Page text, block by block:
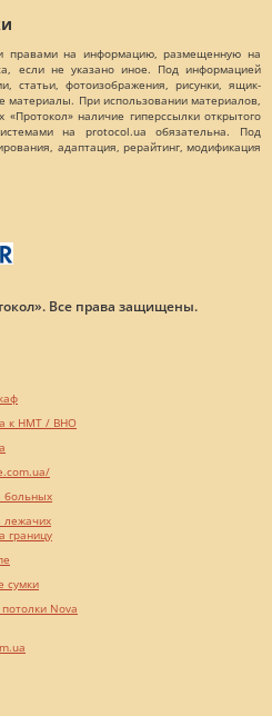
правами на информацию, размещенную на
если не указано иное. Под информацией
статьи, фотоизображения, рисунки, ящик-
материалы. При использовании материалов,
наличие гиперссылки открытого
на protocol.ua обязательна. Под
адаптация, рерайтинг, модификация
Все права защищены.
к НМТ / ВНО
больных
лежачих
границу
сумки
Nova